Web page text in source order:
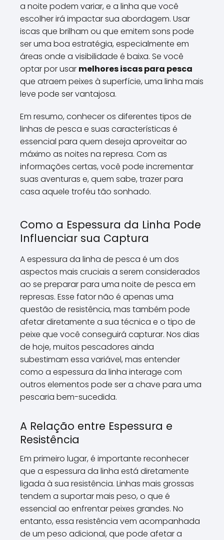
a noite podem variar, e a linha que você
escolher irá impactar sua abordagem. Usar
iscas que brilham ou que emitem sons pode
ser uma boa estratégia, especialmente em
áreas onde a visibilidade é baixa. Se você
optar por usar melhores iscas para pesca
que atraem peixes à superfície, uma linha mais
leve pode ser vantajosa.
Em resumo, conhecer os diferentes tipos de
linhas de pesca e suas características é
essencial para quem deseja aproveitar ao
máximo as noites na represa. Com as
informações certas, você pode incrementar
suas aventuras e, quem sabe, trazer para
casa aquele troféu tão sonhado.
Como a Espessura da Linha Pode
Influenciar sua Captura
A espessura da linha de pesca é um dos
aspectos mais cruciais a serem considerados
ao se preparar para uma noite de pesca em
represas. Esse fator não é apenas uma
questão de resistência, mas também pode
afetar diretamente a sua técnica e o tipo de
peixe que você conseguirá capturar. Nos dias
de hoje, muitos pescadores ainda
subestimam essa variável, mas entender
como a espessura da linha interage com
outros elementos pode ser a chave para uma
pescaria bem-sucedida.
A Relação entre Espessura e
Resistência
Em primeiro lugar, é importante reconhecer
que a espessura da linha está diretamente
ligada à sua resistência. Linhas mais grossas
tendem a suportar mais peso, o que é
essencial ao enfrentar peixes grandes. No
entanto, essa resistência vem acompanhada
de um peso adicional, que pode afetar a